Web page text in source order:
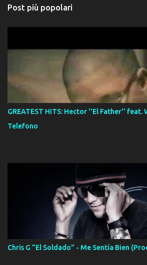
Post più popolari
GREATEST HITS: Hector ''El Father'' feat.
Telefono
Chris G "El Soldado" - Me Sentía Bien